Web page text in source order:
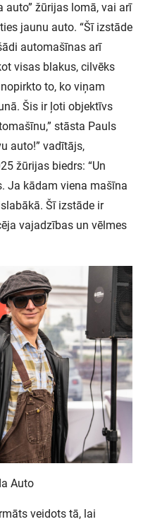
auto” žūrijas lomā, vai arī
jaunu auto. “Šī izstāde
automašīnas arī
visas blakus, cilvēks
to, ko viņam
Šis ir ļoti objektīvs
stāsta Pauls
auto!” vadītājs,
žūrijas biedrs: “Un
Ja kādam viena mašīna
Šī izstāde ir
vajadzības un vēlmes
Auto
veidots tā, lai